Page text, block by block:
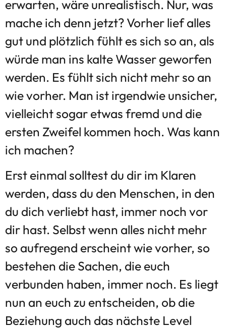
erwarten, wäre unrealistisch. Nur, was
mache ich denn jetzt? Vorher lief alles
gut und plötzlich fühlt es sich so an, als
würde man ins kalte Wasser geworfen
werden. Es fühlt sich nicht mehr so an
wie vorher. Man ist irgendwie unsicher,
vielleicht sogar etwas fremd und die
ersten Zweifel kommen hoch. Was kann
ich machen?
Erst einmal solltest du dir im Klaren
werden, dass du den Menschen, in den
du dich verliebt hast, immer noch vor
dir hast. Selbst wenn alles nicht mehr
so aufregend erscheint wie vorher, so
bestehen die Sachen, die euch
verbunden haben, immer noch. Es liegt
nun an euch zu entscheiden, ob die
Beziehung auch das nächste Level